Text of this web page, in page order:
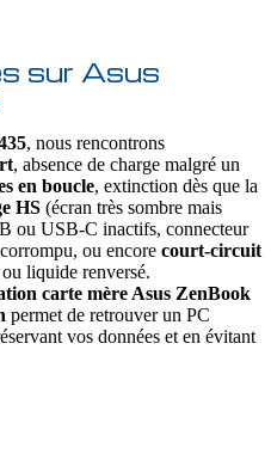
sur Asus
, nous rencontrons
, absence de charge malgré un
en boucle, extinction dès que la
HS (écran très sombre mais
ou USB‑C inactifs, connecteur
ou encore court-circuit
liquide renversé.
carte mère Asus ZenBook
permet de retrouver un PC
vos données et en évitant